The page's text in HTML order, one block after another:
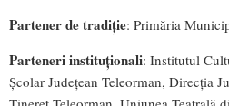
Partener de tradiție: Primăria
Parteneri instituționali: Institutul
Școlar Județean Teleorman, Direcția